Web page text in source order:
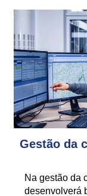
Gestão da
Na gestão da
desenvolverá